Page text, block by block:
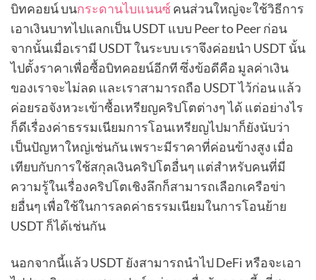
บิทคอยน์ บนกระดานไบแนนซ์คนส่วนใหญ่จะใช้วิธีการ
เอาเงินบาทไปแลกเป็น USDT แบบ Peer to Peer ก่อน
จากนั้นเมื่อเรามี USDT ในระบบ เราจึงค่อยนำ USDT นั้น
ไปตั้งราคาเพื่อซื้อบิทคอยน์อีกที ซึ่งข้อดีคือ มูลค่าเงิน
ของเราจะไม่ลด และเราสามารถถือ USDT ไว้ก่อน แล้ว
ค่อยรอจังหวะเข้าซื้อเหรียญคริปโตต่างๆ ได้ แต่อย่างไร
ก็ดีเรื่องค่าธรรมเนียมการโอนเหรียญไปมาก็ยังนับว่า
เป็นปัญหาใหญ่เช่นกัน เพราะมีราคาที่ค่อนข้างสูง เมื่อ
เทียบกับการใช้สกุลเงินคริปโตอื่นๆ แต่สำหรับคนที่มี
ความรู้ในเรื่องคริปโตเชิงลึกก็สามารถเลือกเครือข่า
ยอื่นๆ เพื่อใช้ในการลดค่าธรรมเนียมในการโอนย้าย
USDT ก็ได้เช่นกัน
นอกจากนี้แล้ว USDT ยังสามารถนำไป DeFi หรือจะเอา